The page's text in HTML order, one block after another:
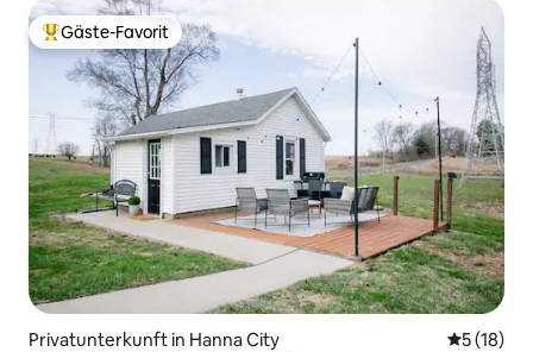
Beliebter Gäste-Favorit.
Gäste-Favorit
Privatunterkunft in Hanna City
5 (18)